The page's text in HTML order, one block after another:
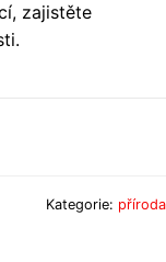
zajistěte
Kategorie: příroda